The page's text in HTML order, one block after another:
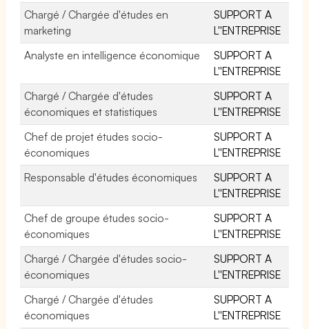
Chargé / Chargée d'études en
marketing
SUPPORT A
L''ENTREPRISE
Analyste en intelligence économique
SUPPORT A
L''ENTREPRISE
Chargé / Chargée d'études
économiques et statistiques
SUPPORT A
L''ENTREPRISE
Chef de projet études socio-
économiques
SUPPORT A
L''ENTREPRISE
Responsable d'études économiques
SUPPORT A
L''ENTREPRISE
Chef de groupe études socio-
économiques
SUPPORT A
L''ENTREPRISE
Chargé / Chargée d'études socio-
économiques
SUPPORT A
L''ENTREPRISE
Chargé / Chargée d'études
économiques
SUPPORT A
L''ENTREPRISE